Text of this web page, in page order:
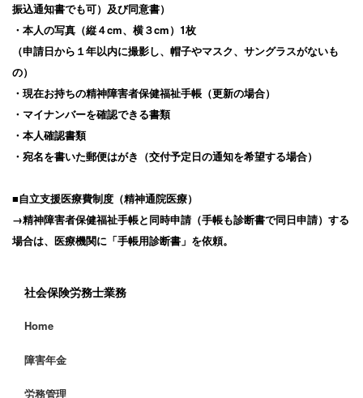
振込通知書でも可）及び同意書）
・本人の写真（縦４cm、横３cm）1枚
（申請日から１年以内に撮影し、帽子やマスク、サングラスがないも
の）
・現在お持ちの精神障害者保健福祉手帳（更新の場合）
・マイナンバーを確認できる書類
・本人確認書類
・宛名を書いた郵便はがき（交付予定日の通知を希望する場合）
■自立支援医療費制度（精神通院医療）
→精神障害者保健福祉手帳と同時申請（手帳も診断書で同日申請）する
場合は、医療機関に「手帳用診断書」を依頼。
社会保険労務士業務
Home
障害年金
労務管理